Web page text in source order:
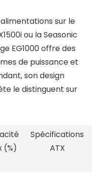
sur le
ou la Seasonic
EG1000 offre des
de puissance et
son design
le distinguent sur
(%)
Spécifications
ATX